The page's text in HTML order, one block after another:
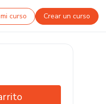
curso Crear un curso